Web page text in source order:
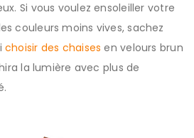
Si vous voulez ensoleiller votre
couleurs moins vives, sachez
choisir des chaises en velours brun
la lumière avec plus de